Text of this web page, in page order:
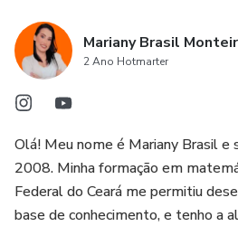
Mariany Brasil
2 Ano Hotmarter
Olá! Meu nome é Mariany Brasil e
2008. Minha formação em
Federal do Ceará me permitiu
base de conhecimento, e tenho a